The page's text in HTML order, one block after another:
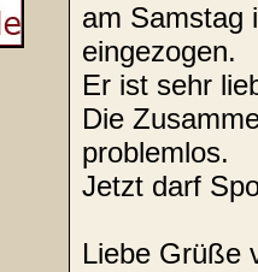
am Samstag
eingezogen.
Er ist sehr
Die
problemlos.
Jetzt darf
Liebe Grüße